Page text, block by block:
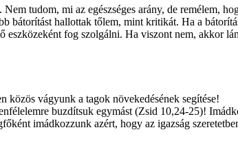
tudom, mi az egészséges arány, de remélem,
bátorítást hallottak tőlem, mint kritikát. Ha a
eszközeként fog szolgálni. Ha viszont nem, akkor
vágyunk a tagok növekedésének segítése!
buzdítsuk egymást (Zsid 10,24-25)!
imádkozzunk azért, hogy az igazság